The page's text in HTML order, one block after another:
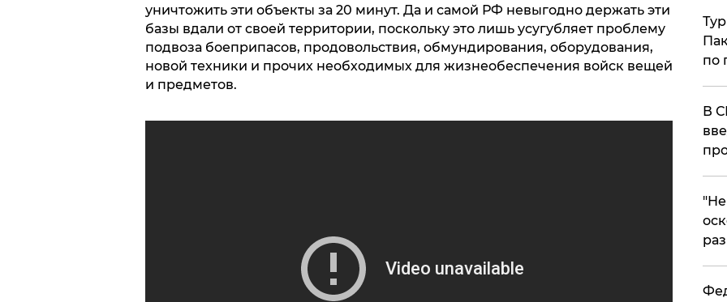
уничтожить эти объекты за 20 минут. Да и самой РФ невыгодно держать эти
базы вдали от своей территории, поскольку это лишь усугубляет проблему
подвоза боеприпасов, продовольствия, обмундирования, оборудования,
новой техники и прочих необходимых для жизнеобеспечения войск вещей
и предметов.
по
В